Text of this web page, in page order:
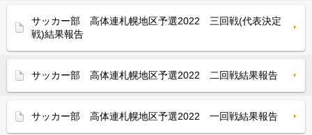
サッカー部 高体連札幌地区予選2022 三回戦(代表決定
戦)結果報告
サッカー部 高体連札幌地区予選2022 二回戦結果報告
サッカー部 高体連札幌地区予選2022 一回戦結果報告